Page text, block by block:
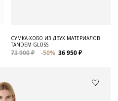
СУМКА-ХОБО ИЗ ДВУХ МАТЕРИАЛОВ
TANDEM GLOSS
73 900 ₽ -50% 36 950 ₽